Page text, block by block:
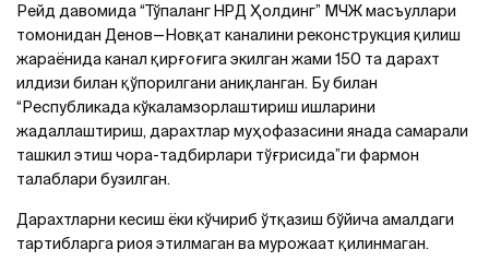
Рейд давомида “Тўпаланг HPД Ҳолдинг” МЧЖ масъуллари
томонидан Денов—Новқат каналини реконструкция қилиш
жараёнида канал қирғоғига экилган жами 150 та дарахт
илдизи билан қўпорилгани аниқланган. Бу билан
“Республикада кўкаламзорлаштириш ишларини
жадаллаштириш, дарахтлар муҳофазасини янада самарали
ташкил этиш чора-тадбирлари тўғрисида”ги фармон
талаблари бузилган.
Дарахтларни кесиш ёки кўчириб ўтқазиш бўйича амалдаги
тартибларга риоя этилмаган ва мурожаат қилинмаган.